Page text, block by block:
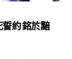
誓約 銘於黯